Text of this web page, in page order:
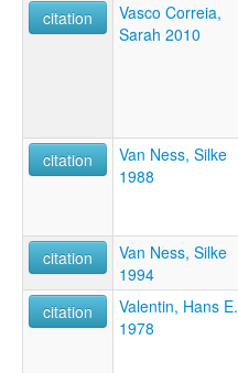
citation
Vasco Correia,
Sarah 2010
citation
Van Ness, Silke
1988
citation
Van Ness, Silke
1994
citation
Valentin, Hans E.
1978